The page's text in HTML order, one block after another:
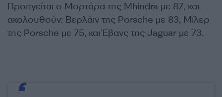
Προηγείται ο Μορτάρα της Mhindra με 87, και
ακολουθούν: Βερλάιν της Porsche με 83, Μίλερ
της Porsche με 75, και Έβανς της Jaguar με 73.